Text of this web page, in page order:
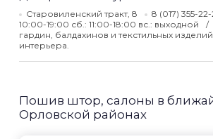
Старовиленский тракт, 8 8 (017) 355-22-
10:00-19:00 сб.: 11:00-18:00 вс.: выходной
гардин, балдахинов и текстильных
интерьера.
Пошив штор, салоны в
Орловской районах